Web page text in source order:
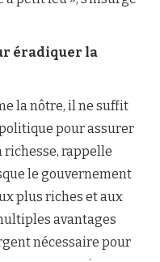
éradiquer la
la nôtre, il ne suffit
pour assurer
rappelle
le gouvernement
plus riches et aux
avantages
nécessaire pour